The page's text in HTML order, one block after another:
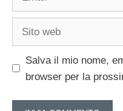
Sito
Salva il mio nome,
browser per la